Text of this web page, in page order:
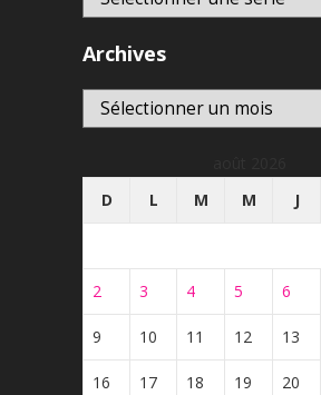
Archives
Archives
D
L M M J
2 3 4 5 6
9 10 11 12 13
16 17 18 19 20